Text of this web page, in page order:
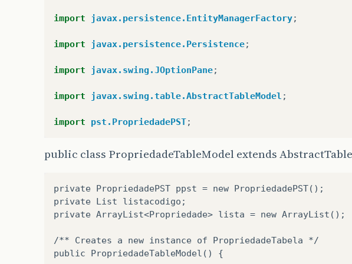
import javax.persistence.EntityManagerFactory;
import javax.persistence.Persistence;
import javax.swing.JOptionPane;
import javax.swing.table.AbstractTableModel ;
import pst.PropriedadePST;
public class PropriedadeTableModel extends
private PropriedadePST ppst = new PropriedadePST();
private List listacodigo;
private ArrayList<Propriedade> lista = new ArrayList();
/** Creates a new instance of PropriedadeTabela */